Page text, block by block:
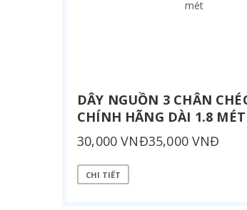
DÂY NGUỒN 3 CHÂN
CHÍNH HÃNG DÀI 1.8 MÉT
30,000 VNĐ35,000 VNĐ
CHI TIẾT